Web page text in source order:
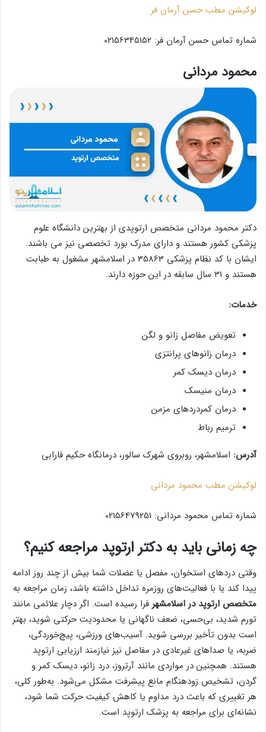
لوکیشن مطب حسن آرمان فر
شماره تماس حسن آرمان فر: 02156345152
محمود مردانی
دکتر محمود مردانی متخصص ارتوپدی از بهترین دانشگاه علوم
پزشکی کشور هستند و دارای مدرک بورد تخصصی نیز می باشند.
ایشان با کد نظام پزشکی 35863 در اسلامشهر مشغول به طبابت
هستند و 31 سال سابقه در این حوزه دارند.
خدمات:
تعویض مفاصل زانو و لگن
درمان زانوهای پرانتزی
درمان دیسک کمر
درمان منیسک
درمان کمردردهای مزمن
ترمیم رباط
آدرس: اسلامشهر، روبروی شهرک سالور، درمانگاه حکیم فارابی
لوکیشن مطب محمود مردانی
شماره تماس محمود مردانی: 02156479251
چه زمانی باید به دکتر ارتوپد مراجعه کنیم؟
وقتی دردهای استخوان، مفصل یا عضلات شما بیش از چند روز ادامه
پیدا کند یا با فعالیت‌های روزمره تداخل داشته باشد، زمان مراجعه به
متخصص ارتوپد در اسلامشهر فرا رسیده است. اگر دچار علائمی مانند
تورم شدید، بی‌حسی، ضعف ناگهانی یا محدودیت حرکتی شوید، بهتر
است بدون تأخیر بررسی شوید. آسیب‌های ورزشی، پیچ‌خوردگی،
ضربه، یا صداهای غیرعادی در مفاصل نیز نیازمند ارزیابی ارتوپد
هستند. همچنین در مواردی مانند آرتروز، درد زانو، دیسک کمر و
گردن، تشخیص زودهنگام مانع پیشرفت مشکل می‌شود. به‌طور کلی،
هر تغییری که باعث درد مداوم یا کاهش کیفیت حرکت شما شود،
نشانه‌ای برای مراجعه به پزشک ارتوپد است.